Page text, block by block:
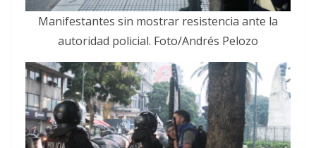
Manifestantes sin mostrar resistencia ante la
autoridad policial. Foto/Andrés Pelozo